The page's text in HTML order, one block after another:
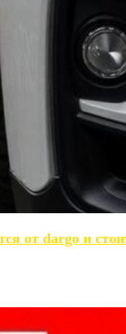
от dargo и